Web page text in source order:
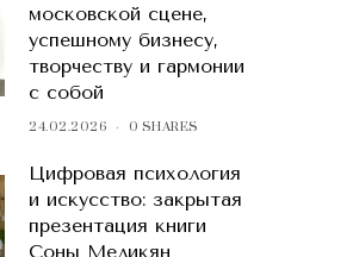
московской сцене,
успешному бизнесу,
творчеству и гармонии
с собой
24.02.2026 0 SHARES
Цифровая психология
и искусство: закрытая
презентация книги
Соны Меликян